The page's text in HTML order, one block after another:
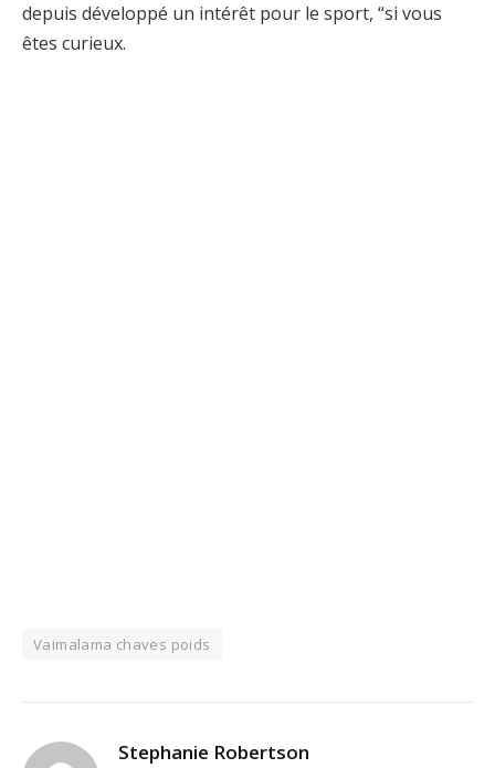
depuis développé un intérêt pour le sport, “si vous
êtes curieux.
Vaimalama chaves poids
Stephanie Robertson